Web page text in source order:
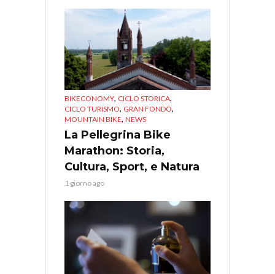
BIKECONOMY, CICLO STORICA,
CICLO TURISMO, GRAN FONDO,
MOUNTAIN BIKE, NEWS
La Pellegrina Bike
Marathon: Storia,
Cultura, Sport, e Natura
1 giorno ago